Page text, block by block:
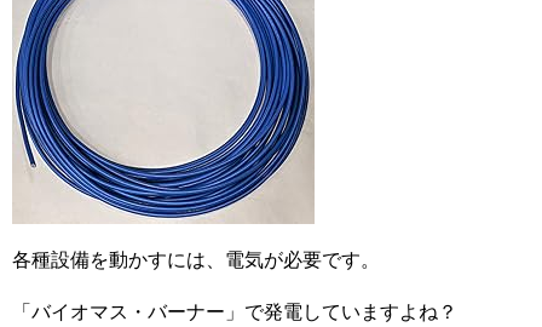
各種設備を動かすには、電気が必要です。
「バイオマス・バーナー」で発電していますよね？